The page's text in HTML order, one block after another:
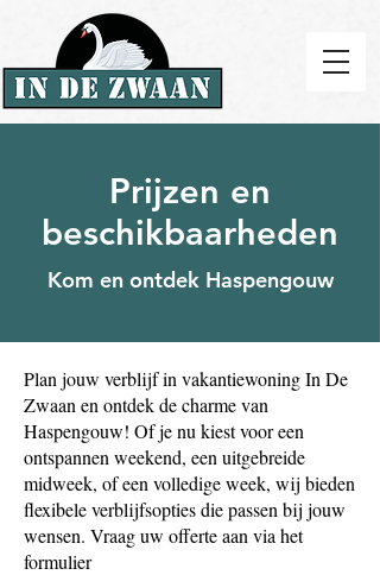
Prijzen en
beschikbaarheden
Kom en ontdek Haspengouw
Plan jouw verblijf in vakantiewoning In De
Zwaan en ontdek de charme van
Haspengouw! Of je nu kiest voor een
ontspannen weekend, een uitgebreide
midweek, of een volledige week, wij bieden
flexibele verblijfsopties die passen bij jouw
wensen. Vraag uw offerte aan via het
formulier